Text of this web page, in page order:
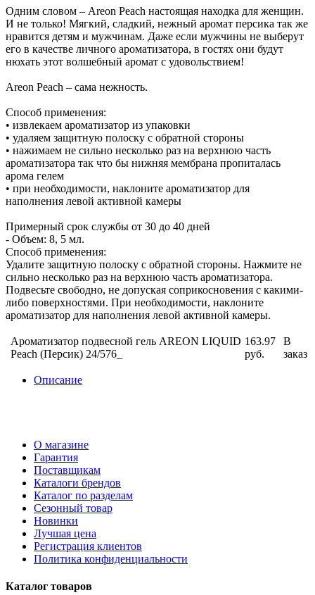
Одним словом – Areon Peach настоящая находка для женщин.
И не только! Мягкий, сладкий, нежный аромат персика так же
нравится детям и мужчинам. Даже если мужчины не выберут
его в качестве личного ароматизатора, в гостях они будут
нюхать этот волшебный аромат с удовольствием!
Areon Peach – сама нежность.
Способ применения:
• извлекаем ароматизатор из упаковки
• удаляем защитную полоску с обратной стороны
• нажимаем не сильно несколько раз на верхнюю часть
ароматизатора так что бы нижняя мембрана пропиталась
арома гелем
• при необходимости, наклоните ароматизатор для
наполнения левой активной камеры
Примерный срок службы от 30 до 40 дней
- Объем: 8, 5 мл.
Способ применения:
Удалите защитную полоску с обратной стороны. Нажмите не
сильно несколько раз на верхнюю часть ароматизатора.
Подвесьте свободно, не допуская соприкосновения с какими-
либо поверхностями. При необходимости, наклоните
ароматизатор для наполнения левой активной камеры.
Ароматизатор подвесной гель AREON LIQUID
Peach (Персик) 24/576_
163.97
руб.
В
заказ
Описание
О магазине
Гарантия
Поставщикам
Каталоги брендов
Каталог по разделам
Сезонный товар
Новинки
Лучшая цена
Регистрация клиентов
Политика конфиденциальности
Каталог товаров